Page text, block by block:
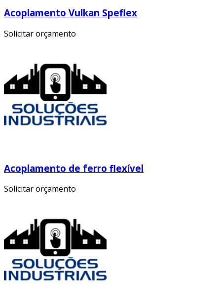
Acoplamento Vulkan Speflex
Solicitar orçamento
Acoplamento de ferro flexível
Solicitar orçamento